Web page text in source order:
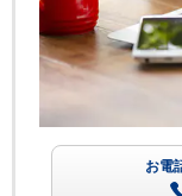
お電